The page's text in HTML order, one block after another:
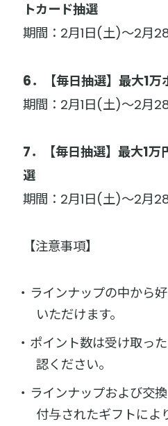
トカード抽選
期間：2月1日(土)～2月
6．【毎日抽選】最大1万
期間：2月1日(土)～2月
7．【毎日抽選】最大1
選
期間：2月1日(土)～2月
【注意事項】
ラインナップの中から
いただけます。
ポイント数は受け取っ
認ください。
ラインナップおよび交
付与されたギフトによ